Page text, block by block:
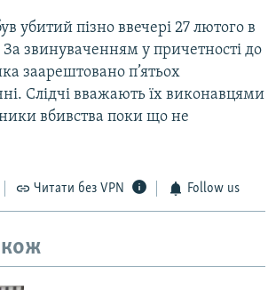
убитий пізно ввечері 27 лютого в
звинуваченням у причетності до
заарештовано п’ятьох
Слідчі вважають їх виконавцями
вбивства поки що не
Читати без VPN Follow us